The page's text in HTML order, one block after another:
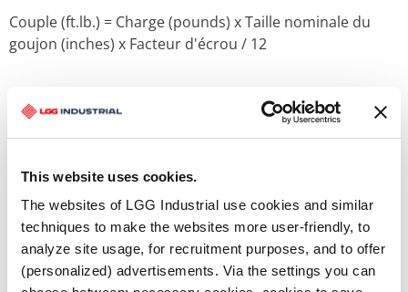
This website uses cookies.
The websites of LGG Industrial use cookies and similar
techniques to make the websites more user-friendly, to
analyze site usage, for recruitment purposes, and to offer
(personalized) advertisements. Via the settings you can
Couple (ft.lb.) = Charge (pounds) x Taille nominale du
goujon (inches) x Facteur d'écrou / 12
Bien que moins complète que les équations basées sur
l'utilisation du coefficient de frottement, cette équation
utilisées dans les industries de transformation.
Ainsi, le couple nécessaire pour générer une charge de
50 000 livres sur un goujon de 1-1/8", en utilisant un